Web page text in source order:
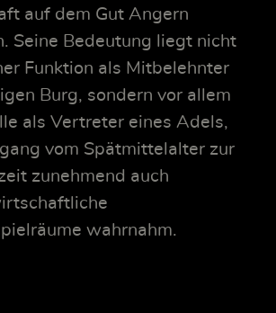
auf dem Gut Angern
Seine Bedeutung liegt nicht
Funktion als Mitbelehnter
Burg, sondern vor allem
als Vertreter eines Adels,
vom Spätmittelalter zur
zunehmend auch
wahrnahm.